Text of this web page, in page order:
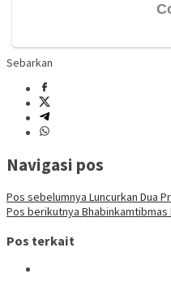
Sebarkan
Navigasi pos
Pos sebelumnya Luncurkan Dua
Pos berikutnya Bhabinkamtibmas
Pos terkait